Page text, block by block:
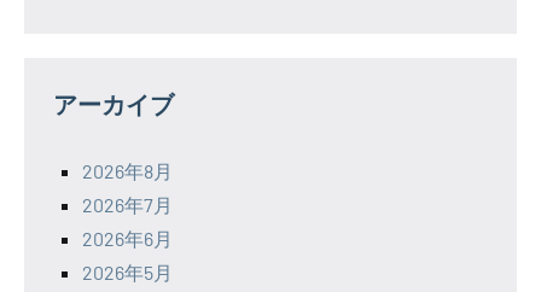
アーカイブ
2026年8月
2026年7月
2026年6月
2026年5月